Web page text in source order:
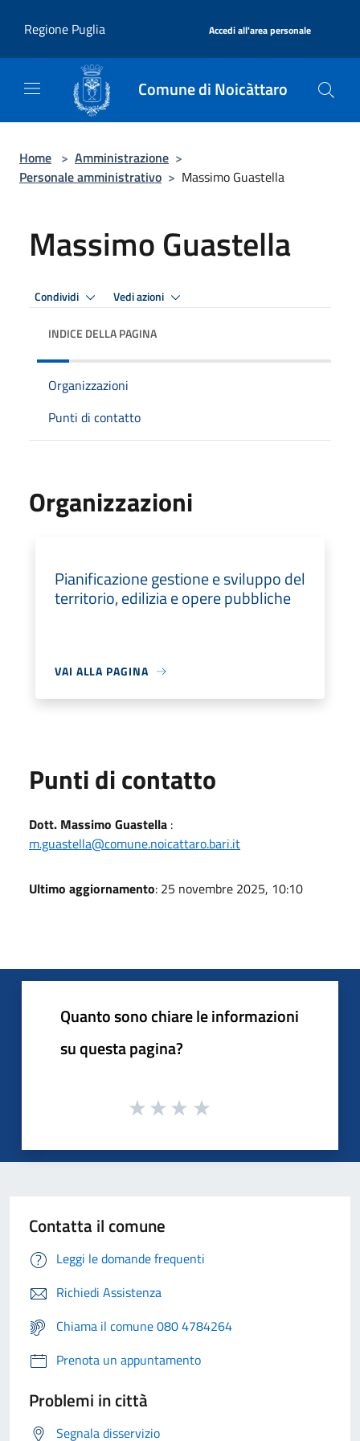
Regione Puglia
Accedi all'area personale
Comune di Noicàttaro
Home > Amministrazione >
Personale amministrativo > Massimo Guastella
Massimo Guastella
Condividi Vedi azioni
INDICE DELLA PAGINA
Organizzazioni
Punti di contatto
Organizzazioni
Pianificazione gestione e sviluppo del
territorio, edilizia e opere pubbliche
VAI ALLA PAGINA
Punti di contatto
Dott. Massimo Guastella :
m.guastella@comune.noicattaro.bari.it
Ultimo aggiornamento: 25 novembre 2025, 10:10
Quanto sono chiare le informazioni
su questa pagina?
Contatta il comune
Leggi le domande frequenti
Richiedi Assistenza
Chiama il comune 080 4784264
Prenota un appuntamento
Problemi in città
Segnala disservizio